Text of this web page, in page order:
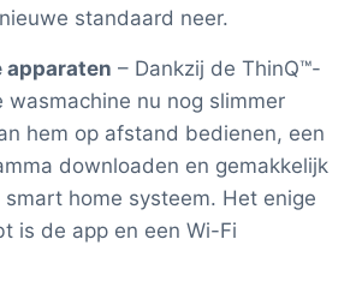
standaard neer.
apparaten – Dankzij de ThinQ™-
wasmachine nu nog slimmer
hem op afstand bedienen, een
downloaden en gemakkelijk
smart home systeem. Het enige
is de app en een Wi-Fi